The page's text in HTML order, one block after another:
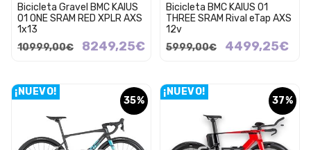
Bicicleta Gravel BMC KAIUS
01 ONE SRAM RED XPLR AXS
1x13
10999,00€
8249,25€
Bicicleta BMC KAIUS 01
THREE SRAM Rival eTap AXS
12v
5999,00€
4499,25€
35%
¡NUEVO!
37%
¡NUEVO!